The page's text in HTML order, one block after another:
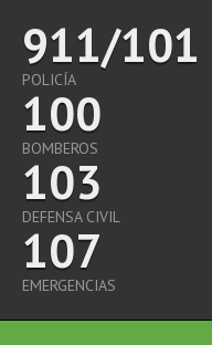
911/101
POLICÍA
100
BOMBEROS
103
DEFENSA CIVIL
107
EMERGENCIAS